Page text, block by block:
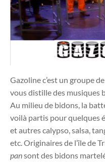
Gazoline c’est un groupe
vous distille des musiques
Au milieu de bidons, la
voilà partis pour quelques
et autres calypso, salsa,
etc. Originaires de l’île de
pansont des bidons